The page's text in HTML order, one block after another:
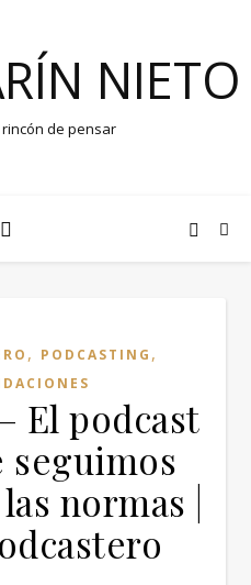
NIETO
de pensar
, PODCASTING ,
El podcast
seguimos
normas |